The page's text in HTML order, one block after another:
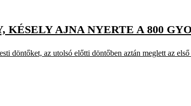
AJNA NYERTE A 800
döntőket, az utolsó előtti döntőben aztán meglett az